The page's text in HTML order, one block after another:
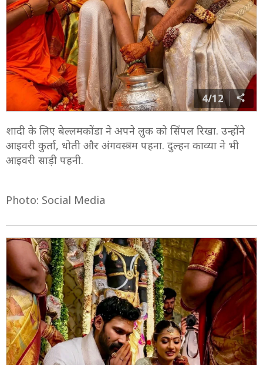
4/12
शादी के लिए बेल्लमकोंडा ने अपने लुक को सिंपल रिखा. उन्होंने
आइवरी कुर्ता, धोती और अंगवस्त्रम पहना. दुल्हन काव्या ने भी
आइवरी साड़ी पहनी.
Photo: Social Media